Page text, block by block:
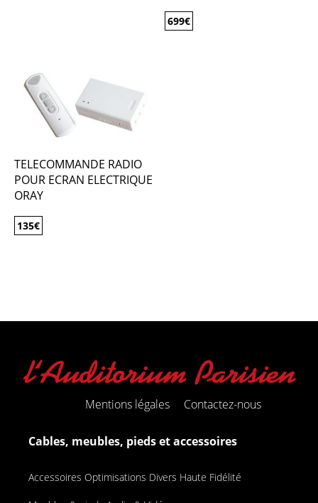
699€
TELECOMMANDE RADIO
POUR ECRAN ELECTRIQUE
ORAY
135€
Mentions légales Contactez-nous
Cables, meubles, pieds et accessoires
Accessoires Optimisations Divers Haute Fidélité